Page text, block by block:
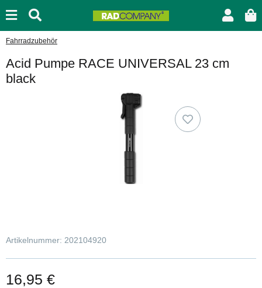
Fahrradzubehör
Acid Pumpe RACE UNIVERSAL 23 cm
black
Artikelnummer: 202104920
16,95 €